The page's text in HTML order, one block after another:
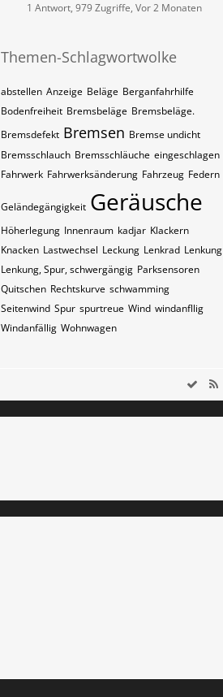
1 Antwort, 979 Zugriffe, Vor 2 Monaten
Themen-Schlagwortwolke
abstellen Anzeige Beläge Berganfahrhilfe
Bodenfreiheit Bremsbeläge Bremsbeläge.
Bremsdefekt Bremsen Bremse undicht
Bremsschlauch Bremsschläuche eingeschlagen
Fahrwerk Fahrwerksänderung Fahrzeug Federn
Geländegängigkeit Geräusche
Höherlegung Innenraum kadjar Klackern
Knacken Lastwechsel Leckung Lenkrad Lenkung
Lenkung, Spur, schwergängig Parksensoren
Quitschen Rechtskurve schwamming
Seitenwind Spur spurtreue Wind windanfllig
Windanfällig Wohnwagen